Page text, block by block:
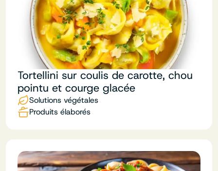
Tortellini sur coulis de carotte, chou
pointu et courge glacée
Solutions végétales
Produits élaborés